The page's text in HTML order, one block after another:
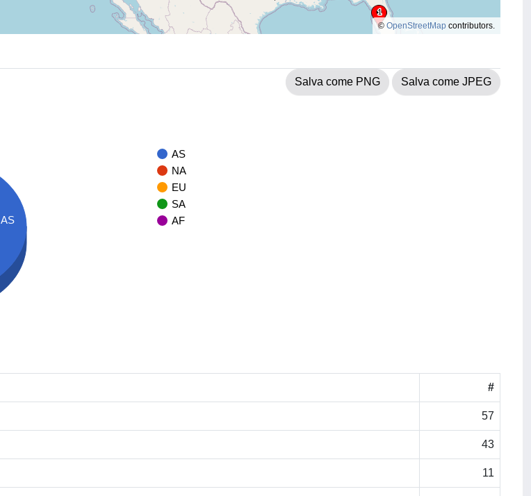
© OpenStreetMap contributors.
Salva come PNG Salva come JPEG
AS
NA
EU
SA
AF
AS
#
57
43
11